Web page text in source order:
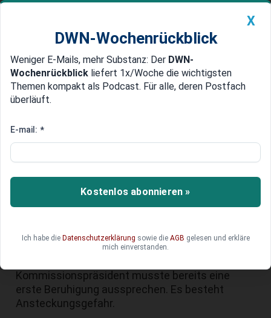
Newsticker MEIN DWN: Geldanlage Premium
Edelmetalle DWN-Magazin China
„Großanleger kannten Risiko“
Europas Banken nervös: Espírito
Santo-Gläubiger werden
komplett rasiert
Die insolvente Espírito Santo International will
entschädigen. Die Banken hätten gewusst, dass
sie ein riskantes Investment halten. In Europas
Kommissionspräsident musste bereits eine
erste Beruhigung aussprechen. Es besteht
Ansteckungsgefahr.
X
DWN-Wochenrückblick
Weniger E-Mails, mehr Substanz: Der DWN-
Wochenrückblick liefert 1x/Woche die wichtigsten
Themen kompakt als Podcast. Für alle, deren Postfach
überläuft.
E-mail: *
Kostenlos abonnieren »
Ich habe die Datenschutzerklärung sowie die AGB gelesen und erkläre
mich einverstanden.